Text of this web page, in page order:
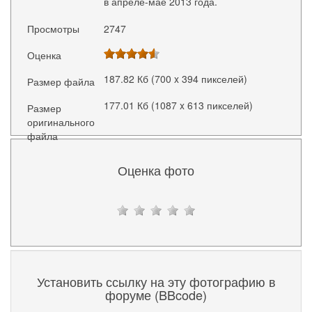
Просмотры
2747
Оценка
Размер файла
187.82 Кб (700 x 394 пикселей)
Размер
оригинального
файла
177.01 Кб (1087 x 613 пикселей)
Оценка фото
Установить ссылку на эту фотографию в
форуме (BBcode)